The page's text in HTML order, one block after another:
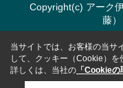
Copyright(c) アーク
藤
当サイトでは、お客様の当サ
して、クッキー（Cookie）を
詳しくは、当社の 「Cookieの